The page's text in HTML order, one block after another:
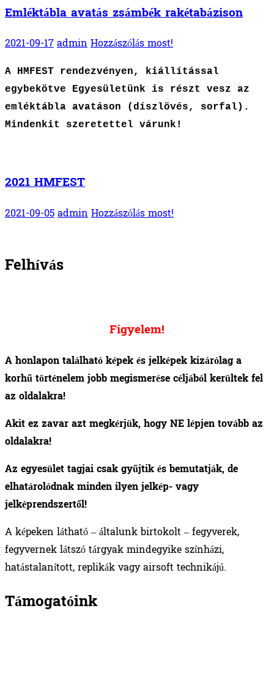
Emléktábla avatás zsámbék rakétabázison
2021-09-17adminHozzászólás most!
A HMFEST rendezvényen, kiállítással
egybekötve Egyesületünk is részt vesz az
emléktábla avatáson (díszlövés, sorfal).
Mindenkit szeretettel várunk!
2021 HMFEST
2021-09-05adminHozzászólás most!
Felhívás
Figyelem!
A honlapon található képek és jelképek kizárólag a
korhű történelem jobb megismerése céljából kerültek fel
az oldalakra!
Akit ez zavar azt megkérjük, hogy NE lépjen tovább az
oldalakra!
Az egyesület tagjai csak gyűjtik és bemutatják, de
elhatárolódnak minden ilyen jelkép- vagy
jelképrendszertől!
A képeken látható – általunk birtokolt – fegyverek,
fegyvernek látszó tárgyak mindegyike színházi,
hatástalanított, replikák vagy airsoft technikájú.
Támogatóink